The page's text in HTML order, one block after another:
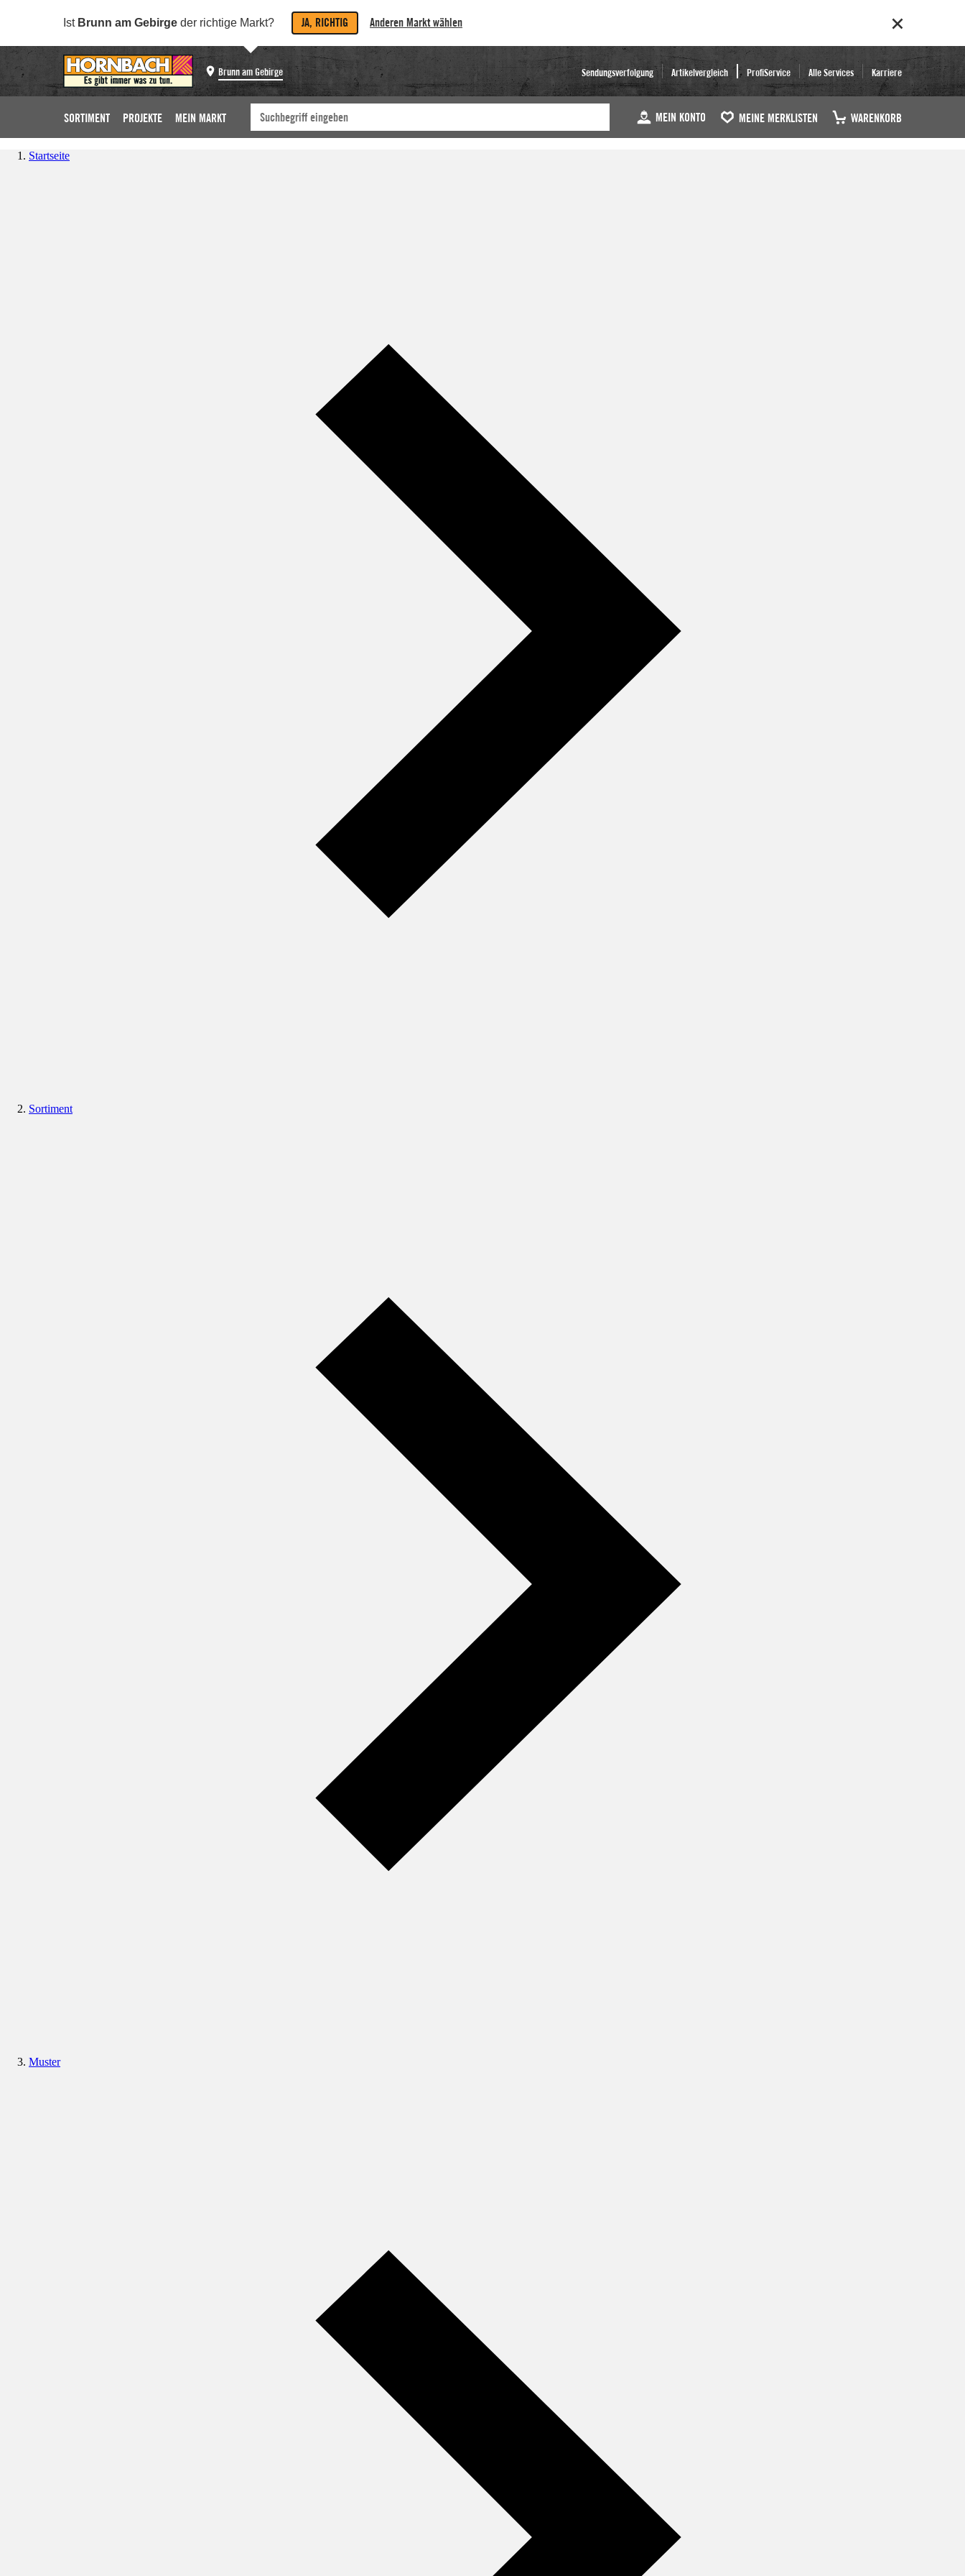
Ist Brunn am Gebirge der richtige Markt? JA, RICHTIG Anderen Markt wählen
Brunn am Gebirge Sendungsverfolgung Artikelvergleich ProfiService Alle Services Karriere
SORTIMENT PROJEKTE MEIN MARKT MEIN KONTO MEINE MERKLISTEN WARENKORB
Startseite
Sortiment
Muster